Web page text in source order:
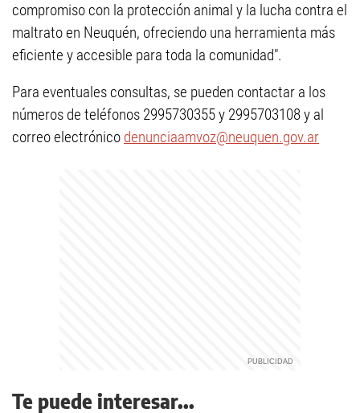
compromiso con la protección animal y la lucha contra el
maltrato en Neuquén, ofreciendo una herramienta más
eficiente y accesible para toda la comunidad".
Para eventuales consultas, se pueden contactar a los
números de teléfonos 2995730355 y 2995703108 y al
correo electrónico denunciaamvoz@neuquen.gov.ar
Te puede interesar...